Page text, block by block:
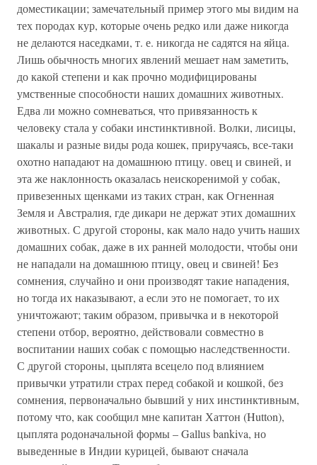
доместикации; замечательный пример этого мы видим на
тех породах кур, которые очень редко или даже никогда
не делаются наседками, т. е. никогда не садятся на яйца.
Лишь обычность многих явлений мешает нам заметить,
до какой степени и как прочно модифицированы
умственные способности наших домашних животных.
Едва ли можно сомневаться, что привязанность к
человеку стала у собаки инстинктивной. Волки, лисицы,
шакалы и разные виды рода кошек, приручаясь, все-таки
охотно нападают на домашнюю птицу. овец и свиней, и
эта же наклонность оказалась неискоренимой у собак,
привезенных щенками из таких стран, как Огненная
Земля и Австралия, где дикари не держат этих домашних
животных. С другой стороны, как мало надо учить наших
домашних собак, даже в их ранней молодости, чтобы они
не нападали на домашнюю птицу, овец и свиней! Без
сомнения, случайно и они производят такие нападения,
но тогда их наказывают, а если это не помогает, то их
уничтожают; таким образом, привычка и в некоторой
степени отбор, вероятно, действовали совместно в
воспитании наших собак с помощью наследственности.
С другой стороны, цыплята всецело под влиянием
привычки утратили страх перед собакой и кошкой, без
сомнения, первоначально бывший у них инстинктивным,
потому что, как сообщил мне капитан Хаттон (Hutton),
цыплята родоначальной формы – Gallus bankiva, но
выведенные в Индии курицей, бывают сначала